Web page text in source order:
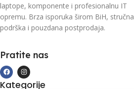
laptope, komponente i profesionalnu IT
opremu. Brza isporuka širom BiH, stručna
podrška i pouzdana postprodaja.
Pratite nas
Kategorije